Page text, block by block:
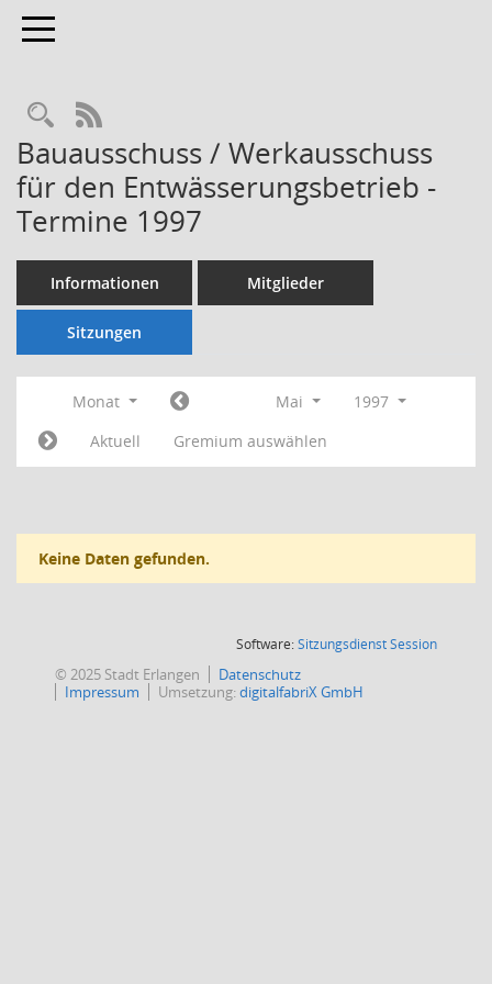
Toggle navigation
Rechercheauswahl
RSS-Feed
Bauausschuss / Werkausschuss
für den Entwässerungsbetrieb -
Termine 1997
Informationen Mitglieder
Sitzungen
Monat Mai
1997
Aktuell
Gremium auswählen
Keine Daten gefunden.
Software:SitzungsdienstSession(Wird in
© 2025 Stadt Erlangen
Datenschutz
Impressum
Umsetzung:digitalfabriX GmbH